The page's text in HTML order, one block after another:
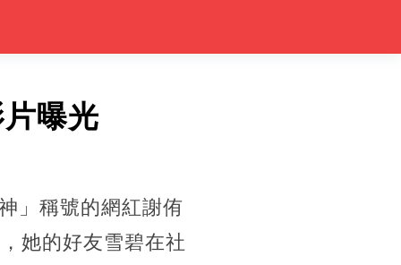
曝光
」稱號的網紅謝侑
她的好友雪碧在社